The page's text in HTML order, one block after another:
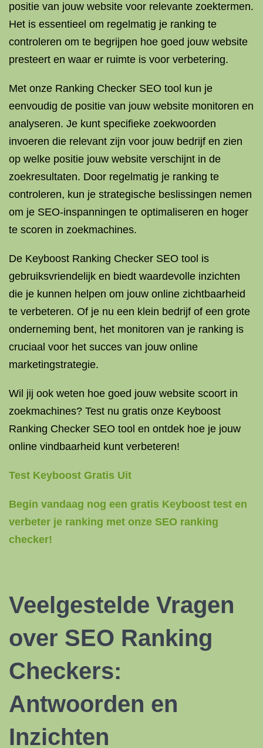
positie van jouw website voor relevante zoektermen.
Het is essentieel om regelmatig je ranking te
controleren om te begrijpen hoe goed jouw website
presteert en waar er ruimte is voor verbetering.
Met onze Ranking Checker SEO tool kun je
eenvoudig de positie van jouw website monitoren en
analyseren. Je kunt specifieke zoekwoorden
invoeren die relevant zijn voor jouw bedrijf en zien
op welke positie jouw website verschijnt in de
zoekresultaten. Door regelmatig je ranking te
controleren, kun je strategische beslissingen nemen
om je SEO-inspanningen te optimaliseren en hoger
te scoren in zoekmachines.
De Keyboost Ranking Checker SEO tool is
gebruiksvriendelijk en biedt waardevolle inzichten
die je kunnen helpen om jouw online zichtbaarheid
te verbeteren. Of je nu een klein bedrijf of een grote
onderneming bent, het monitoren van je ranking is
cruciaal voor het succes van jouw online
marketingstrategie.
Wil jij ook weten hoe goed jouw website scoort in
zoekmachines? Test nu gratis onze Keyboost
Ranking Checker SEO tool en ontdek hoe je jouw
online vindbaarheid kunt verbeteren!
Test Keyboost Gratis Uit
Begin vandaag nog een gratis Keyboost test en
verbeter je ranking met onze SEO ranking
checker!
Veelgestelde Vragen
over SEO Ranking
Checkers:
Antwoorden en
Inzichten